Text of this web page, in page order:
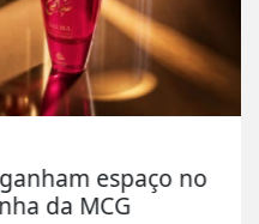
espaço no
da MCG